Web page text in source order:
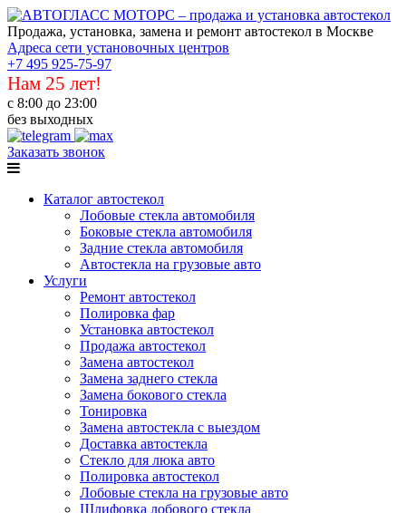
Продажа, установка, замена и ремонт автостекол в Москве
Адреса сети установочных центров
+7 495 925-75-97
Нам 25 лет!
с 8:00 до 23:00
без выходных
Заказать звонок
Каталог автостекол
Лобовые стекла автомобиля
Боковые стекла автомобиля
Задние стекла автомобиля
Автостекла на грузовые авто
Услуги
Ремонт автостекол
Полировка фар
Установка автостекол
Продажа автостекол
Замена автостекол
Замена заднего стекла
Замена бокового стекла
Тонировка
Замена автостекла с выездом
Доставка автостекла
Стекло для люка авто
Полировка автостекол
Лобовые стекла на грузовые авто
Шлифовка лобового стекла